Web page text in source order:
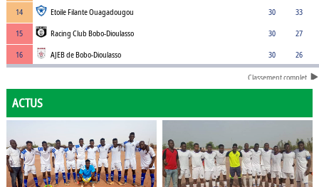
14
Etoile Filante Ouagadougou 30
33
15
Racing Club Bobo-Dioulasso 30
27
16
AJEB de Bobo-Dioulasso 30 26
Classement complet
ACTUS